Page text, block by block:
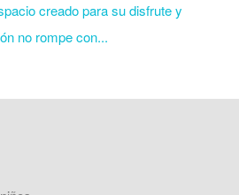
creado para su disfrute y
no rompe con...